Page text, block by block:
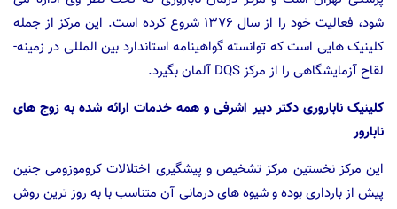
شود، فعالیت خود را از سال ۱۳۷۶ شروع کرده است. این مرکز از جمله
کلینیک هایی است که توانسته گواهینامه استاندارد بین­ المللی در زمینه­
لقاح آزمایشگاهی را از مرکز DQS آلمان بگیرد.
کلینیک ناباروری دکتر دبیر اشرفی و همه خدمات ارائه شده به زوج های
نابارور
این مرکز نخستین مرکز تشخیص و پیشگیری اختلالات کروموزومی جنین
پیش از بارداری بوده و شیوه های درمانی آن متناسب با به روز ترین روش